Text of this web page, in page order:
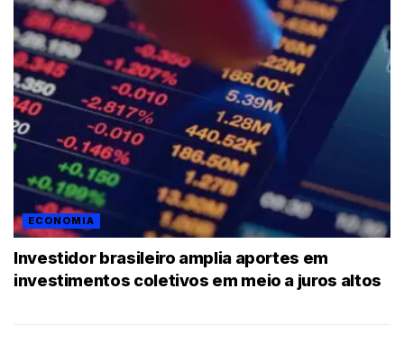
ECONOMIA
Investidor brasileiro amplia aportes em
investimentos coletivos em meio a juros altos